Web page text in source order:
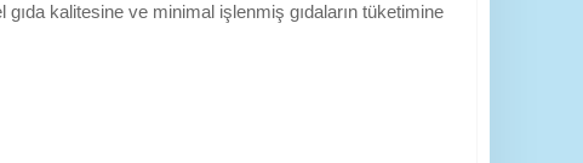
gıda kalitesine ve minimal işlenmiş gıdaların tüketimine